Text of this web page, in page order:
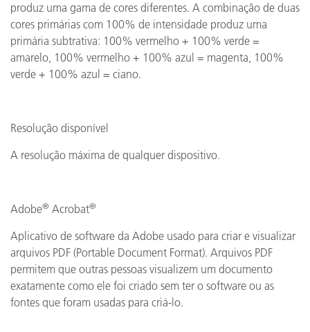
produz uma gama de cores diferentes. A combinação de duas
cores primárias com 100% de intensidade produz uma
primária subtrativa: 100% vermelho + 100% verde =
amarelo, 100% vermelho + 100% azul = magenta, 100%
verde + 100% azul = ciano.
Resolução disponível
A resolução máxima de qualquer dispositivo.
Adobe® Acrobat®
Aplicativo de software da Adobe usado para criar e visualizar
arquivos PDF (Portable Document Format). Arquivos PDF
permitem que outras pessoas visualizem um documento
exatamente como ele foi criado sem ter o software ou as
fontes que foram usadas para criá-lo.